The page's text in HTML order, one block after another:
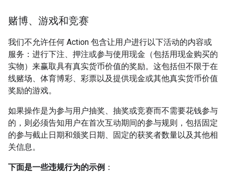
赌博、游戏和竞赛
我们不允许任何 Action 包含让用户进行以下活动的内容或
服务：进行下注、押注或参与使用现金（包括用现金购买的
实物）来赢取具有真实货币价值的奖励。这包括但不限于在
线赌场、体育博彩、彩票以及提供现金或其他真实货币价值
奖励的游戏。
如果操作是为参与用户抽奖、抽奖或竞赛而不需要花钱参与
的，则必须告知用户在首次互动期间的参与规则，包括固定
的参与截止日期和颁奖日期、固定的获奖者数量以及其他相
关信息。
下面是一些违规行为的示例 ：